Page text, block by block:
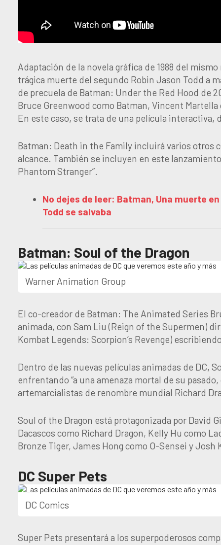
Adaptación de la novela gráfica de 1988 del
trágica muerte del segundo Robin Jason Todd a
de precuela de Batman: Under the Red Hood de
Bruce Greenwood como Batman, Vincent
En este caso, se trata de una película
Batman: Death in the Family incluirá varios otros
alcance. También se incluyen en este lanzamiento
Phantom Stranger”.
No dejes de leer: Batman, Una muerte
Todd se salvaba
Batman: Soul of the Dragon
Warner Animation Group
El co-creador de Batman: The Animated Series
animada, con Sam Liu (Reign of the Supermen)
Kombat Legends: Scorpion’s Revenge)
Dentro de las nuevas películas animadas de DC,
enfrentando “a una amenaza mortal de su
artemarcialistas de renombre mundial Richard
Soul of the Dragon está protagonizada por David
Dacascos como Richard Dragon, Kelly Hu como
Bronze Tiger, James Hong como O-Sensei y
DC Super Pets
DC Comics
Super Pets presentará a los superpoderosos